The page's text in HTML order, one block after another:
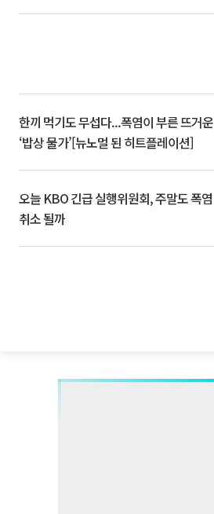
한끼 먹기도 무섭다...폭염이 부른 뜨거운
‘밥상 물가’[뉴노멀 된 히트플레이션]
오늘 KBO 긴급 실행위원회, 주말도 폭염
취소 될까